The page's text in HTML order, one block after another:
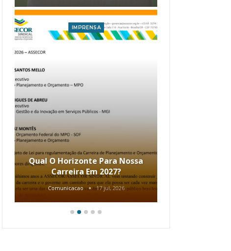
IMPRENSA
Qual O Horizonte Para Nossa
Carreira Em 2027?
Comunicacao 17 jul, 2026